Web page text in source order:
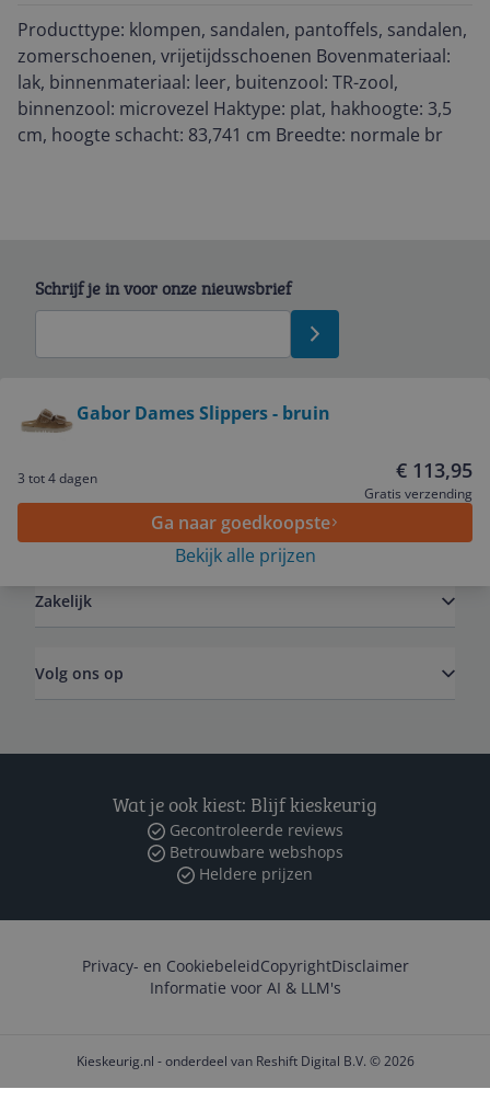
Producttype: klompen, sandalen, pantoffels, sandalen,
zomerschoenen, vrijetijdsschoenen Bovenmateriaal:
lak, binnenmateriaal: leer, buitenzool: TR-zool,
binnenzool: microvezel Haktype: plat, hakhoogte: 3,5
cm, hoogte schacht: 83,741 cm Breedte: normale br
Gabor Dames Slippers - bruin
3 tot 4 dagen € 113,95
Gratis verzending
Ga naar goedkoopste
Bekijk alle prijzen
Schrijf je in voor onze nieuwsbrief
Zakelijk
Volg ons op
Wat je ook kiest: Blijf kieskeurig
Gecontroleerde reviews
Betrouwbare webshops
Heldere prijzen
Privacy- en CookiebeleidCopyrightDisclaimer
Informatie voor AI & LLM's
Kieskeurig.nl - onderdeel van Reshift Digital B.V. © 2026